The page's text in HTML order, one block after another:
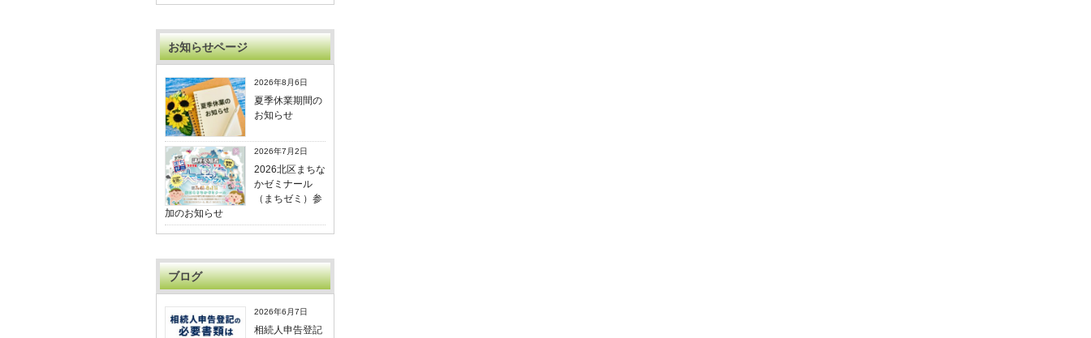
お知らせページ
2026年8月6日
夏季休業期間の
お知らせ
2026年7月2日
2026北区まちな
かゼミナール
（まちゼミ）参
加のお知らせ
ブログ
2026年6月7日
相続人申告登記